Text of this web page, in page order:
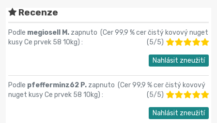
Recenze
Podle megiosell M. zapnuto (Cer 99,9 % cer čistý kovový nuget
kusy Ce prvek 58 10kg) : (5/5)
Nahlásit zneužití
Podle pfefferminz62 P. zapnuto (Cer 99,9 % cer čistý kovový
nuget kusy Ce prvek 58 10kg) : (5/5)
Nahlásit zneužití